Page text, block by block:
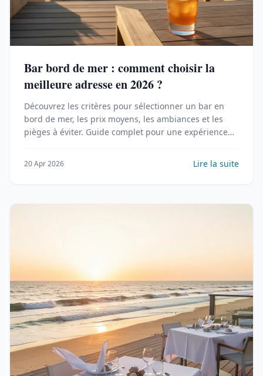
Bar bord de mer : comment choisir la
meilleure adresse en 2026 ?
Découvrez les critères pour sélectionner un bar en
bord de mer, les prix moyens, les ambiances et les
pièges à éviter. Guide complet pour une expérience
20 Apr 2026 Lire la suite